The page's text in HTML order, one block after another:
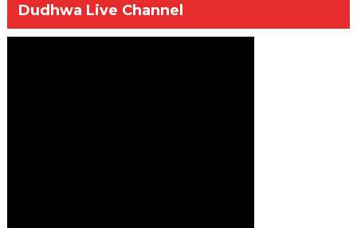
Dudhwa Live Channel